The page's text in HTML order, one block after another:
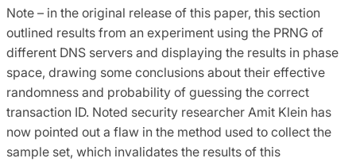
Note – in the original release of this paper, this section
outlined results from an experiment using the PRNG of
different DNS servers and displaying the results in phase
space, drawing some conclusions about their effective
randomness and probability of guessing the correct
transaction ID. Noted security researcher Amit Klein has
now pointed out a flaw in the method used to collect the
sample set, which invalidates the results of this